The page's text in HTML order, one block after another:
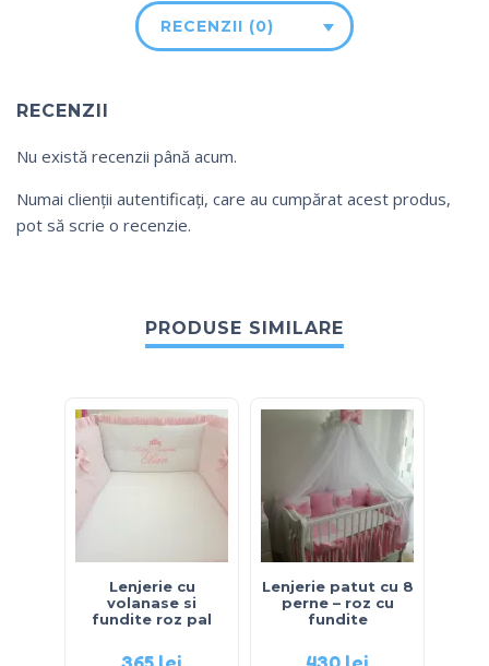
RECENZII (0)
RECENZII
Nu există recenzii până acum.
Numai clienții autentificați, care au cumpărat acest produs,
pot să scrie o recenzie.
PRODUSE SIMILARE
Lenjerie cu
volanase si
fundite roz pal
Lenjerie patut cu 8
perne – roz cu
fundite